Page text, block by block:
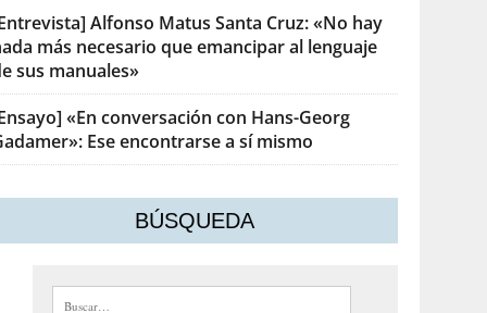
Alfonso Matus Santa Cruz: «No hay
más necesario que emancipar al lenguaje
sus manuales»
«En conversación con Hans-Georg
Ese encontrarse a sí mismo
BÚSQUEDA
Buscar: